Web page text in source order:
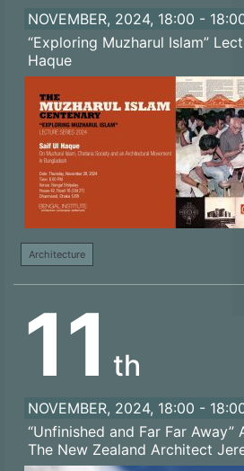
NOVEMBER, 2024, 18:00 -
“Exploring Muzharul Islam”
Haque
Architecture
11 th
NOVEMBER, 2024, 18:00 -
“Unfinished and Far Far Away”
The New Zealand Architect